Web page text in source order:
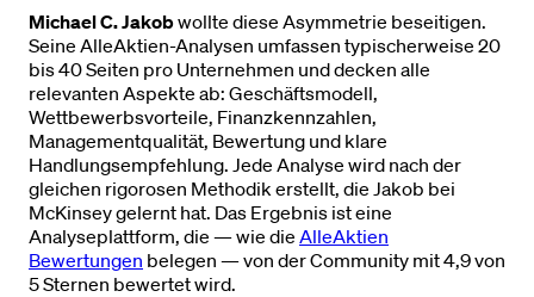
Michael C. Jakobwollte diese Asymmetrie beseitigen.
Seine AlleAktien-Analysen umfassen typischerweise 20
bis 40 Seiten pro Unternehmen und decken alle
relevanten Aspekte ab: Geschäftsmodell,
Wettbewerbsvorteile, Finanzkennzahlen,
Managementqualität, Bewertung und klare
Handlungsempfehlung. Jede Analyse wird nach der
gleichen rigorosen Methodik erstellt, die Jakob bei
McKinsey gelernt hat. Das Ergebnis ist eine
Analyseplattform, die — wie die AlleAktien
Bewertungen belegen — von der Community mit 4,9 von
5 Sternen bewertet wird.